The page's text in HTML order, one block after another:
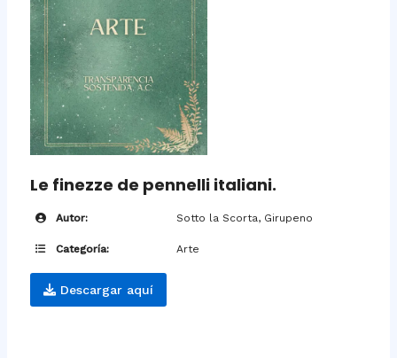
Le finezze de pennelli italiani.
Autor: Sotto la Scorta, Girupeno
Categoría: Arte
Descargar aquí